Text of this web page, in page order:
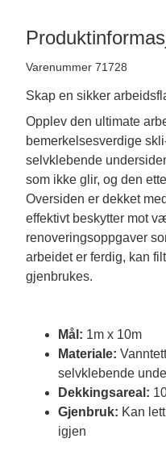
Varenummer 71728
Skap en sikker
Opplev den ultimate
bemerkelsesverdige
selvklebende
som ikke glir, og den
Oversiden er dekket
effektivt beskytter mot
renoveringsoppgaver
arbeidet er ferdig, kan
gjenbrukes.
Mål: 1m x 10m
Materiale:
selvklebende
Dekkingsareal:
Gjenbruk: Kan
igjen